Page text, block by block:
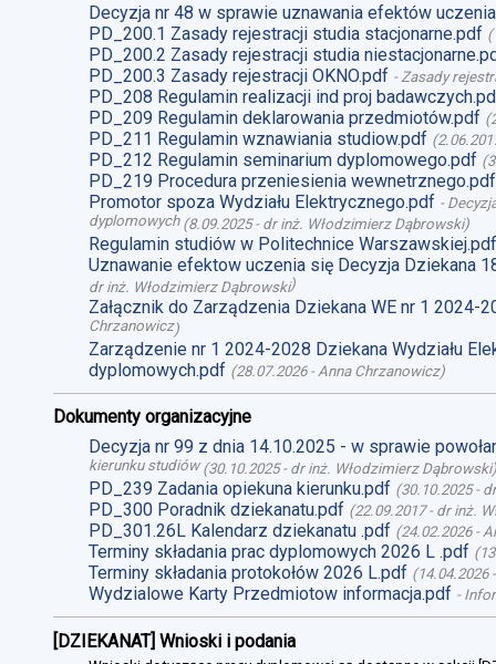
Decyzja nr 48 w sprawie uznawania efektów
PD_200.1 Zasady rejestracji studia stacjonarne.pdf (
PD_200.2 Zasady rejestracji studia
PD_200.3 Zasady rejestracji OKNO.pdf - Zasady
PD_208 Regulamin realizacji ind proj
PD_209 Regulamin deklarowania przedmiotów.pdf (
PD_211 Regulamin wznawiania studiow.pdf (
PD_212 Regulamin seminarium dyplomowego.pdf (
PD_219 Procedura przeniesienia wewnetrznego.pdf
Promotor spoza Wydziału Elektrycznego.pdf -
dyplomowych(8.09.2025- dr inż. Włodzimierz Dąbrowski)
Regulamin studiów w Politechnice Warszawskiej.pdf
Uznawanie efektow uczenia się Decyzja Dziekana
dr inż. Włodzimierz Dąbrowski)
Załącznik do Zarządzenia Dziekana WE nr 1
Chrzanowicz)
Zarządzenie nr 1 2024-2028 Dziekana Wydziału
dyplomowych.pdf (28.07.2026- Anna Chrzanowicz)
Dokumenty organizacyjne
Decyzja nr 99 z dnia 14.10.2025 - w sprawie
kierunku studiów(30.10.2025- dr inż. Włodzimierz Dąbrowski)
PD_239 Zadania opiekuna kierunku.pdf (30.10.2025-
PD_300 Poradnik dziekanatu.pdf (22.09.2017- dr inż.
PD_301.26L Kalendarz dziekanatu .pdf (24.02.2026-
Terminy składania prac dyplomowych 2026 L .pdf (
Terminy składania protokołów 2026 L.pdf (14.04.2026
Wydzialowe Karty Przedmiotow informacja.pdf -
[DZIEKANAT] Wnioski i podania